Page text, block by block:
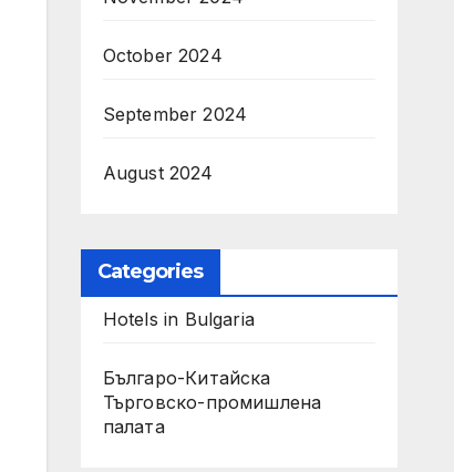
October 2024
September 2024
August 2024
Categories
Hotels in Bulgaria
Българо-Китайска
Търговско-промишлена
палaта